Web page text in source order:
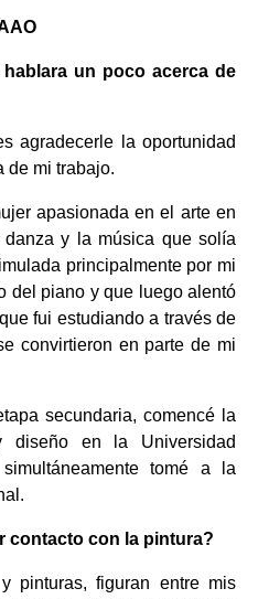
un poco acerca de
agradecerle la oportunidad
de mi trabajo.
apasionada en el arte en
y la música que solía
principalmente por mi
del piano y que luego alentó
fui estudiando a través de
convirtieron en parte de mi
secundaria, comencé la
diseño en la Universidad
tomé a la
contacto con la pintura?
pinturas, figuran entre mis